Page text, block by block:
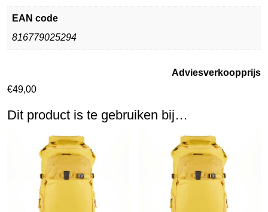
EAN code
816779025294
Adviesverkoopprijs
€49,00
Dit product is te gebruiken bij…